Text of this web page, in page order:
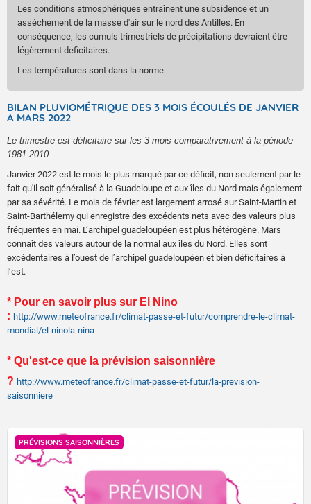
Les conditions atmosphériques entraînent une subsidence et un
asséchement de la masse d'air sur le nord des Antilles. En
conséquence, les cumuls trimestriels de précipitations devraient être
légèrement deficitaires.
Les températures sont dans la norme.
BILAN PLUVIOMÉTRIQUE DES 3 MOIS ÉCOULÉS DE JANVIER
A MARS 2022
Le trimestre est déficitaire sur les 3 mois comparativement à la période
1981-2010.
Janvier 2022 est le mois le plus marqué par ce déficit, non seulement par le
fait qu'il soit généralisé à la Guadeloupe et aux îles du Nord mais également
par sa sévérité. Le mois de février est largement arrosé sur Saint-Martin et
Saint-Barthélemy qui enregistre des excédents nets avec des valeurs plus
fréquentes en mai. L’archipel guadeloupéen est plus hétérogène. Mars
connaît des valeurs autour de la normal aux îles du Nord. Elles sont
excédentaires à l’ouest de l’archipel guadeloupéen et bien déficitaires à
l’est.
* Pour en savoir plus sur El Nino
: http://www.meteofrance.fr/climat-passe-et-futur/comprendre-le-climat-
mondial/el-ninola-nina
* Qu'est-ce que la prévision saisonnière
? http://www.meteofrance.fr/climat-passe-et-futur/la-prevision-
saisonniere
PRÉVISIONS SAISONNIÈRES